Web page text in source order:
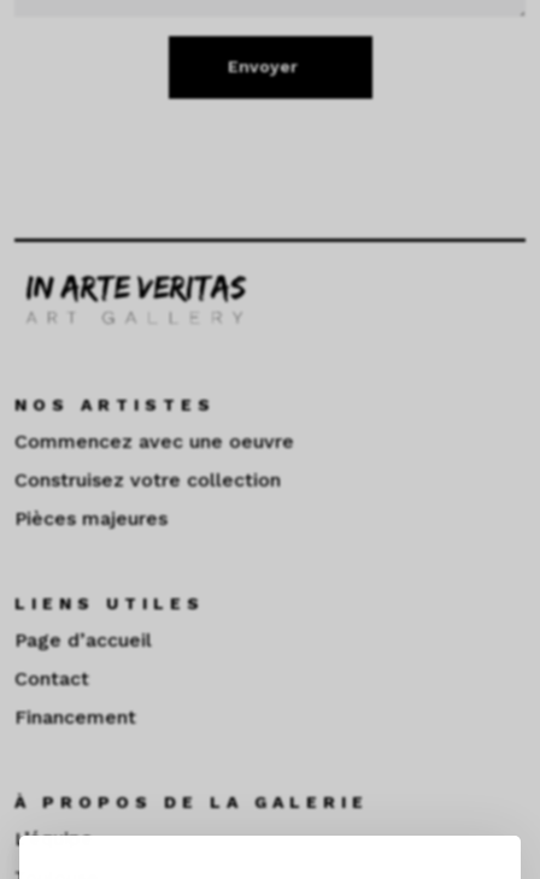
Envoyer
NOS ARTISTES
Commencez avec une oeuvre
Construisez votre collection
Pièces majeures
LIENS UTILES
Page d’accueil
Contact
Financement
À PROPOS DE LA GALERIE
L’équipe